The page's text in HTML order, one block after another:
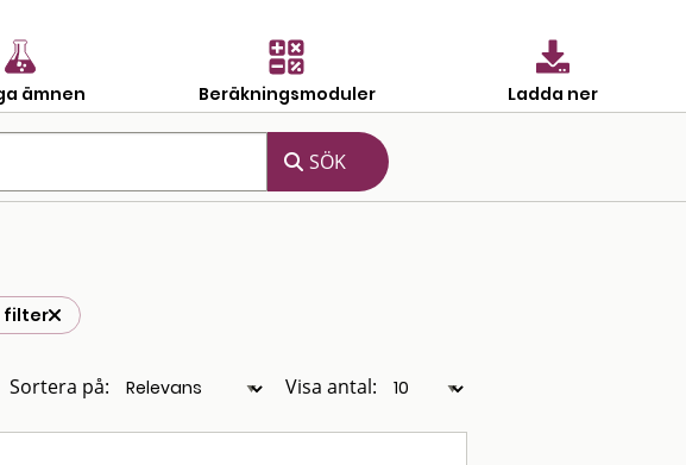
ämnen Beräkningsmoduler Ladda ner
filter
Sortera på: Visa antal: